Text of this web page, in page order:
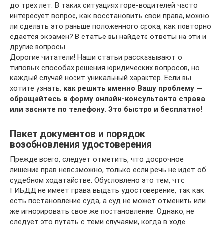
до трех лет. В таких ситуациях горе-водителей часто
интересует вопрос, как восстановить свои права, можно
ли сделать это раньше положенного срока, как повторно
сдается экзамен? В статье вы найдете ответы на эти и
другие вопросы.
Дорогие читатели! Наши статьи рассказывают о
типовых способах решения юридических вопросов, но
каждый случай носит уникальный характер. Если вы
хотите узнать, как решить именно Вашу проблему —
обращайтесь в форму онлайн-консультанта справа
или звоните по телефону. Это быстро и бесплатно!
Пакет документов и порядок
возобновления удостоверения
Прежде всего, следует отметить, что досрочное
лишение прав невозможно, только если речь не идет об
судебном ходатайстве. Обусловлено это тем, что
ГИБДД не имеет права выдать удостоверение, так как
есть постановление суда, а суд не может отменить или
же игнорировать свое же постановление. Однако, не
следует это путать с теми случаями, когда в ходе